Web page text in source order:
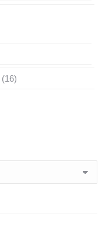
1616